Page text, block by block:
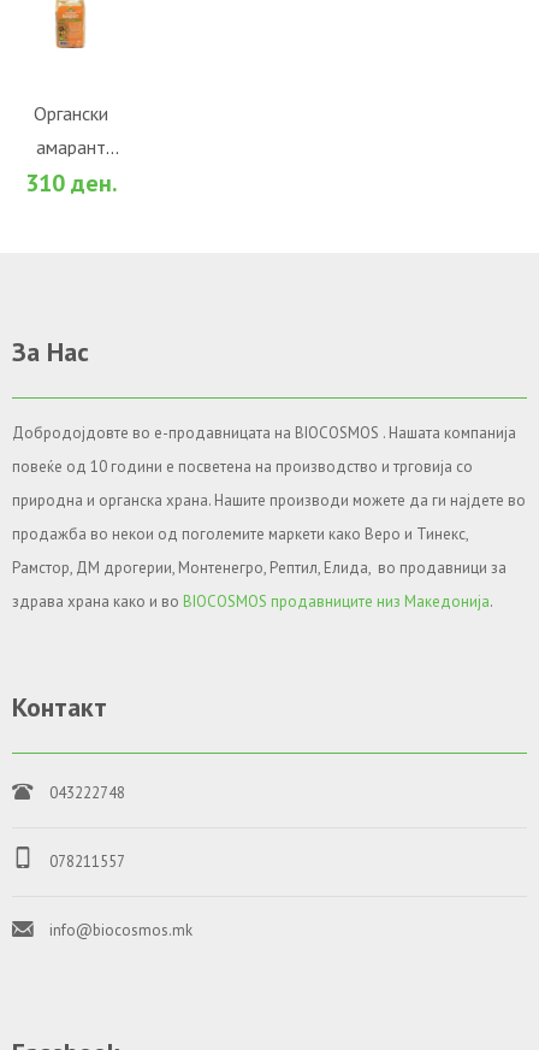
Органски
амарант
(500гр.)
310 ден.
ВО
Во желби
За споредба
За Нас
Добродојдовте во е-продавницата на BIOCOSMOS . Нашата компанија
повеќе од 10 години е посветена на производство и трговија со
природна и органска храна. Нашите производи можете да ги најдете во
продажба во некои од поголемите маркети како Веро и Тинекс,
Рамстор, ДМ дрогерии, Монтенегро, Рептил, Елида, во продавници за
здрава храна како и во BIOCOSMOS продавниците низ Македонија.
Контакт
043222748
078211557
info@biocosmos.mk